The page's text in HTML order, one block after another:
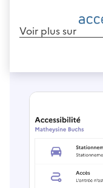
Voir plus sur